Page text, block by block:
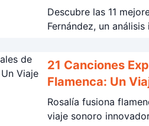
Descubre las 11
Fernández, un
21 Canciones
Flamenca: Un
Rosalía fusiona
viaje sonoro